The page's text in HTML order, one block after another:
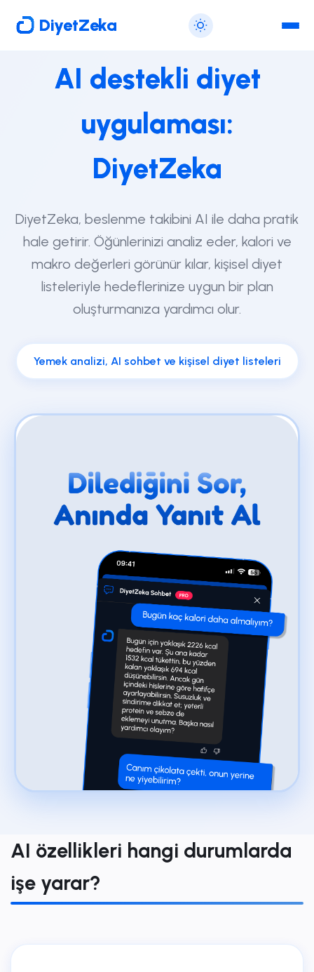
DiyetZeka
AI destekli diyet
uygulaması:
DiyetZeka
DiyetZeka, beslenme takibini AI ile daha pratik
hale getirir. Öğünlerinizi analiz eder, kalori ve
makro değerleri görünür kılar, kişisel diyet
listeleriyle hedeflerinize uygun bir plan
oluşturmanıza yardımcı olur.
Yemek analizi, AI sohbet ve kişisel diyet listeleri
AI özellikleri hangi durumlarda
işe yarar?